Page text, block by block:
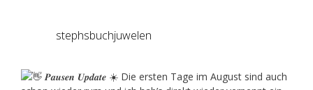
stephsbuchjuwelen